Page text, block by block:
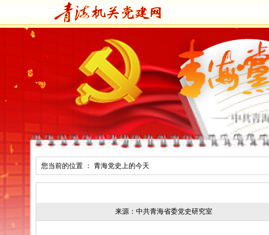
您当前的位置 ： 青海党史上的今天
来源：中共青海省委党史研究室